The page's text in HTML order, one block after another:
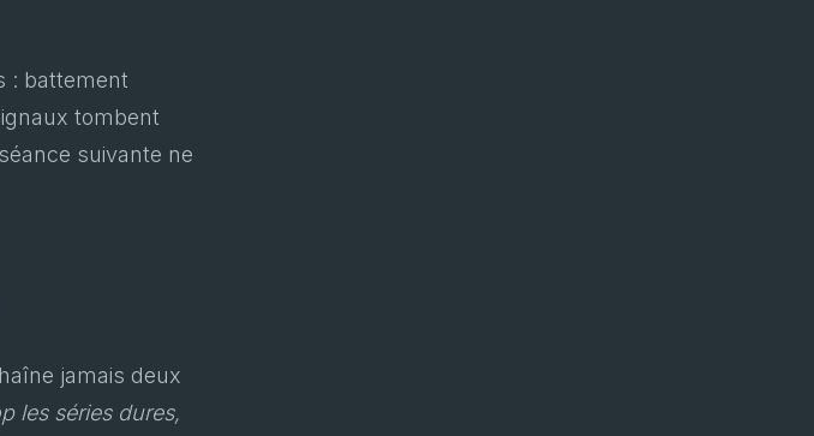
: battement
tombent
suivante ne
jamais deux
les séries dures,